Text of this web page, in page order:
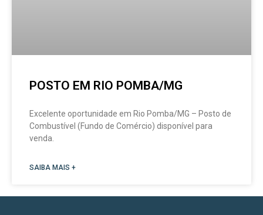
POSTO EM RIO POMBA/MG
Excelente oportunidade em Rio Pomba/MG – Posto de
Combustível (Fundo de Comércio) disponível para
venda.
SAIBA MAIS +